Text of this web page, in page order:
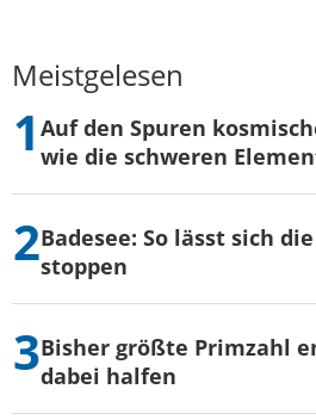
Meistgelesen
Auf den Spuren
wie die schweren
Badesee: So lässt sich
stoppen
Bisher größte Primzahl
dabei halfen